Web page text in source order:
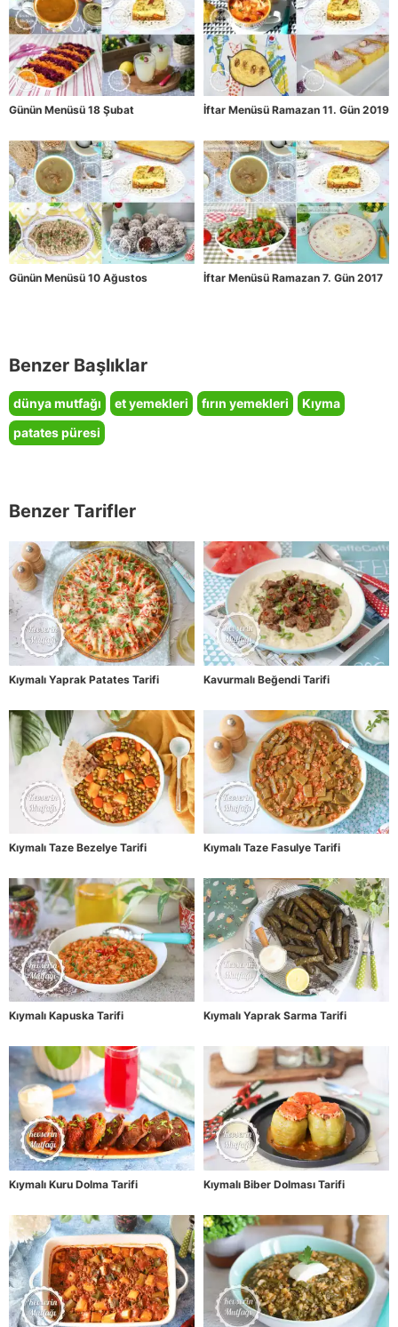
Günün Menüsü 18 Şubat İftar Menüsü Ramazan 11. Gün 2019
Günün Menüsü 10 Ağustos İftar Menüsü Ramazan 7. Gün 2017
Benzer Başlıklar
dünya mutfağı et yemekleri fırın yemekleri
Kıyma
patates püresi
Benzer Tarifler
Kıymalı Yaprak Patates Tarifi Kavurmalı Beğendi Tarifi
Kıymalı Taze Bezelye Tarifi Kıymalı Taze Fasulye Tarifi
Kıymalı Kapuska Tarifi Kıymalı Yaprak Sarma Tarifi
Kıymalı Kuru Dolma Tarifi Kıymalı Biber Dolması Tarifi